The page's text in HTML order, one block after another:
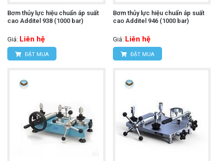
Bơm thủy lực hiệu chuẩn áp suất
cao Additel 938 (1000 bar)
Giá: Liên hệ
ĐẶT MUA
Bơm thủy lực hiệu chuẩn áp suất
cao Additel 946 (1000 bar)
Giá: Liên hệ
ĐẶT MUA